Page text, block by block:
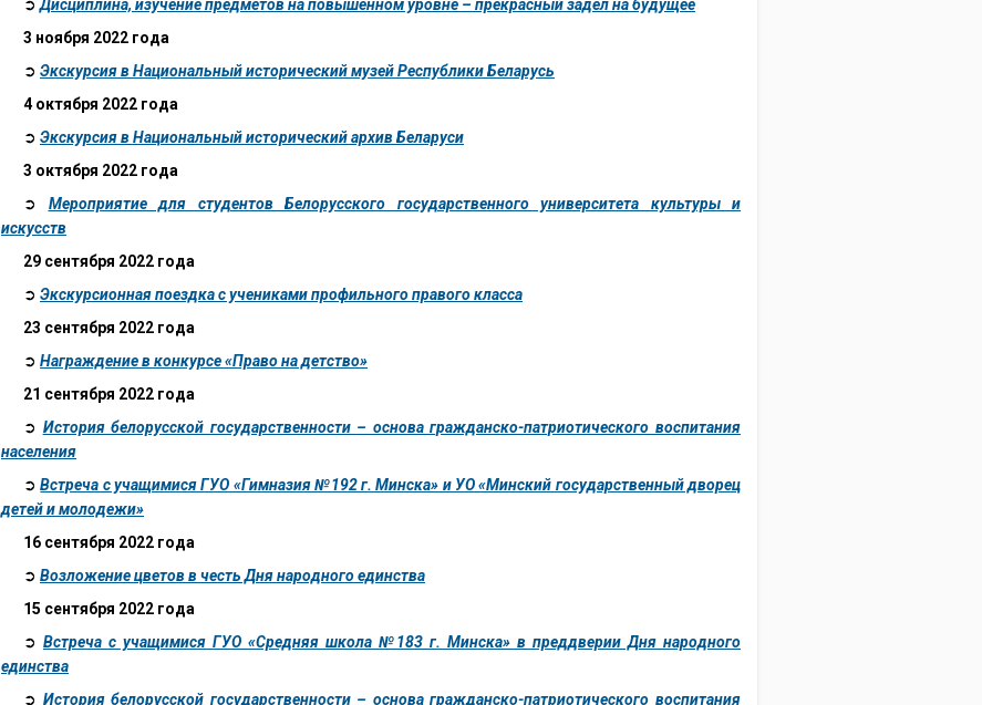
➲Дисциплина, изучение предметов на повышенном уровне – прекрасный задел на будущее
3 ноября 2022 года
➲ Экскурсия в Национальный исторический музей Республики Беларусь
4 октября 2022 года
➲ Экскурсия в Национальный исторический архив Беларуси
3 октября 2022 года
➲ Мероприятие для студентов Белорусского государственного университета культуры и
искусств
29 сентября 2022 года
➲ Экскурсионная поездка с учениками профильного правого класса
23 сентября 2022 года
➲ Награждение в конкурсе «Право на детство»
21 сентября 2022 года
➲ История белорусской государственности – основа гражданско-патриотического воспитания
населения
➲Встреча с учащимися ГУО «Гимназия №192 г. Минска» и УО «Минский государственный дворец
детей и молодежи»
16 сентября 2022 года
➲ Возложение цветов в честь Дня народного единства
15 сентября 2022 года
➲ Встреча с учащимися ГУО «Средняя школа №183 г. Минска» в преддверии Дня народного
единства
➲ История белорусской государственности – основа гражданско-патриотического воспитания